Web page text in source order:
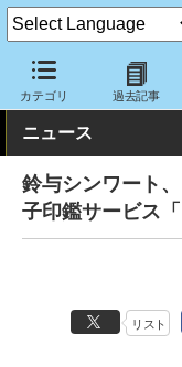
カテゴリ 過去記事
クラウド Watch サー
ニュース
鈴与シンワート
子印鑑サービス「
リスト